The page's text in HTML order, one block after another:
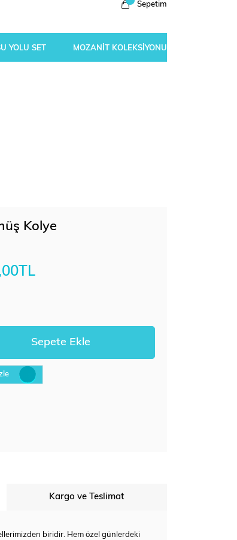
Sepetim
YOLU SET MOZANİT KOLEKSİYONU
Kolye
Kargo ve Teslimat
biridir. Hem özel günlerdeki